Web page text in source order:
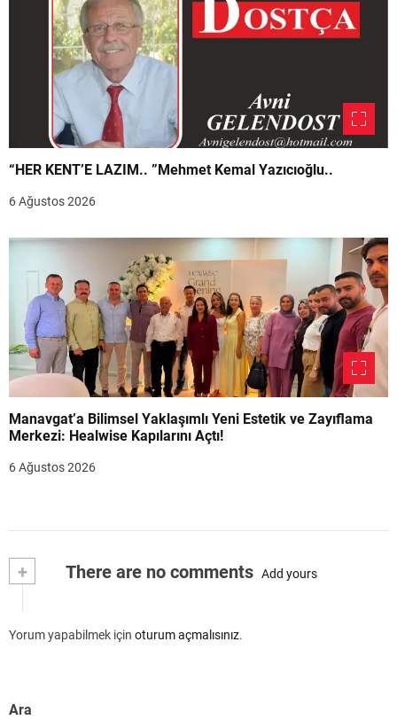
“HER KENT’E LAZIM.. ”Mehmet Kemal Yazıcıoğlu..
6 Ağustos 2026
Manavgat’a Bilimsel Yaklaşımlı Yeni Estetik ve Zayıflama
Merkezi: Healwise Kapılarını Açtı!
6 Ağustos 2026
+ There are no comments Add yours
Yorum yapabilmek için oturum açmalısınız.
Ara